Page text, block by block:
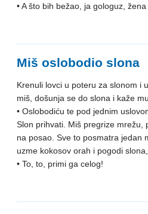
• A što bih bežao, ja gologuz,
Miš oslobodio slona
Krenuli lovci u poteru za slonom i
miš, došunja se do slona i kaže
• Oslobodiću te pod jednim
Slon prihvati. Miš pregrize mrežu,
na posao. Sve to posmatra jedan
uzme kokosov orah i pogodi
• To, to, primi ga celog!